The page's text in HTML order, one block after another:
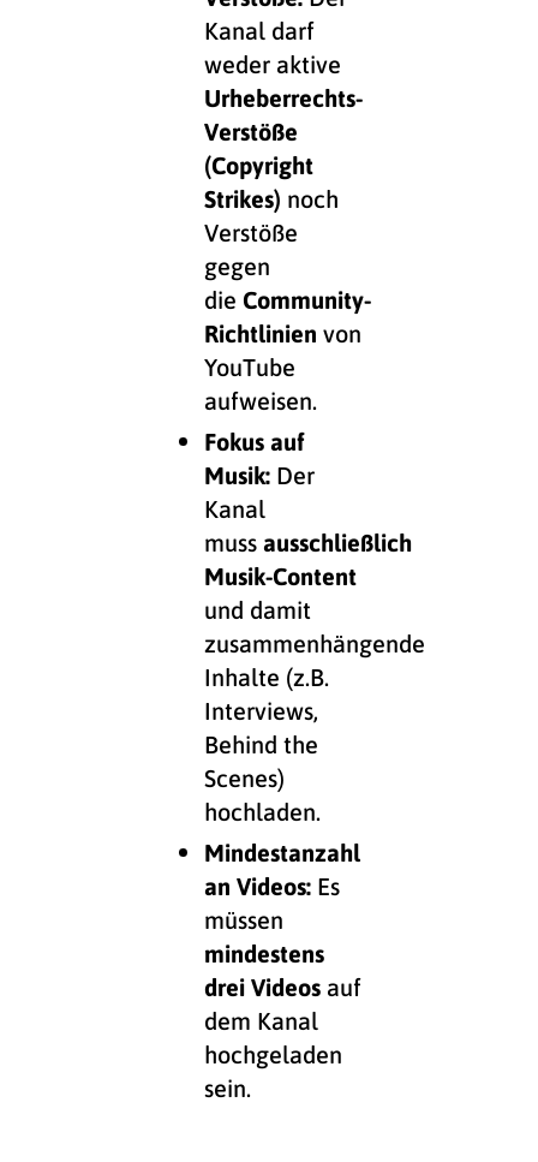
Kanal darf
weder aktive
Urheberrechts-
Verstöße
(Copyright
Strikes) noch
Verstöße
gegen
die Community-
Richtlinien von
YouTube
aufweisen.
Fokus auf
Musik: Der
Kanal
mussausschließlich
Musik-Content
und damit
zusammenhängende
Inhalte (z.B.
Interviews,
Behind the
Scenes)
hochladen.
Mindestanzahl
an Videos: Es
müssen
mindestens
drei Videos auf
dem Kanal
hochgeladen
sein.